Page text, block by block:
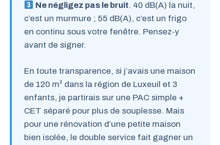
Ne négligez pas le bruit. 40 dB(A) la nuit,
c’est un murmure ; 55 dB(A), c’est un frigo
en continu sous votre fenêtre. Pensez-y
avant de signer.
En toute transparence, si j’avais une maison
de 120 m² dans la région de Luxeuil et 3
enfants, je partirais sur une PAC simple +
CET séparé pour plus de souplesse. Mais
pour une rénovation d’une petite maison
bien isolée, le double service fait gagner un